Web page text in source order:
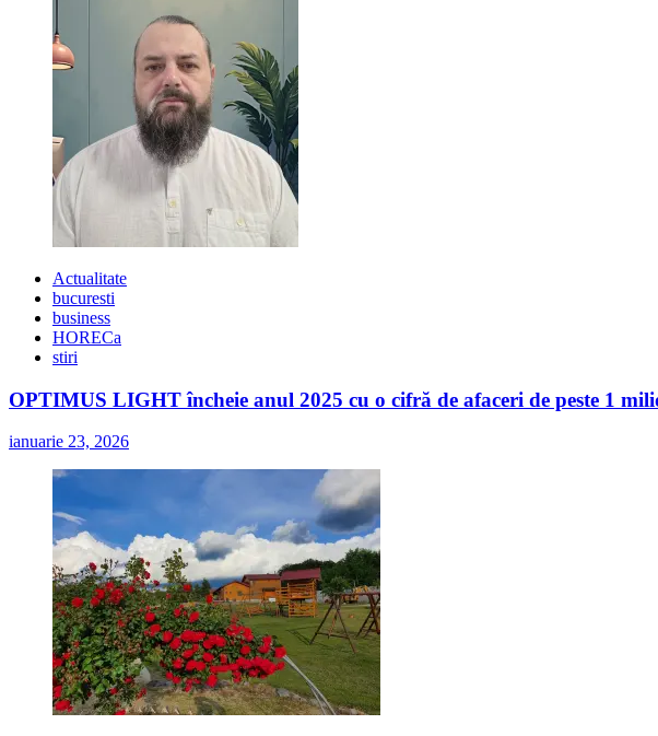
Elena
Voineag
Hop
Garden
Actualitate
bucuresti
business
HORECa
stiri
OPTIMUS LIGHT încheie anul 2025 cu o cifră de afaceri de peste 1
ianuarie 23, 2026